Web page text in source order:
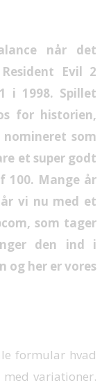
når det
Evil 2
i 1998. Spillet
for historien,
som
et super godt
100. Mange år
vi nu med et
som tager
den ind i
og her er vores
formular hvad
variationer.